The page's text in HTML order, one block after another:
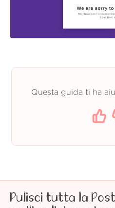
Questa guida ti ha
Pulisci tutta la